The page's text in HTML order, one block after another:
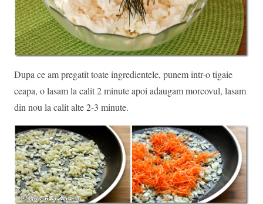
Dupa ce am pregatit toate ingredientele, punem intr-o tigaie
ceapa, o lasam la calit 2 minute apoi adaugam morcovul, lasam
din nou la calit alte 2-3 minute.